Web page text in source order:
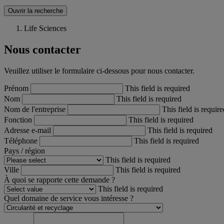
Ouvrir la recherche
Life Sciences
Nous contacter
Veuillez utiliser le formulaire ci-dessous pour nous contacter.
Prénom
This field is required
Nom
This field is required
Nom de l'entreprise
This field is
Fonction
This field is required
Adresse e-mail
This field is required
Téléphone
This field is required
Pays / région
This field is required
Ville
This field is required
À quoi se rapporte cette demande ?
This field is required
Quel domaine de service vous intéresse ?